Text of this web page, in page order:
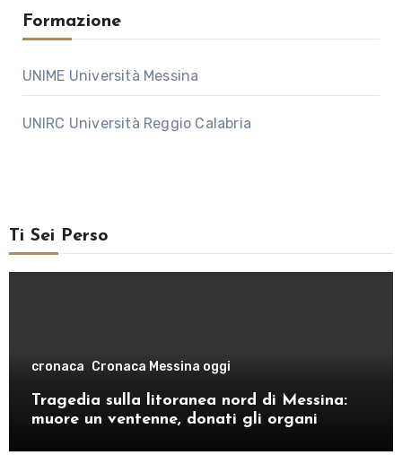
Formazione
UNIME Università Messina
UNIRC Università Reggio Calabria
Ti Sei Perso
cronaca Cronaca Messina oggi
Tragedia sulla litoranea nord di Messina:
muore un ventenne, donati gli organi